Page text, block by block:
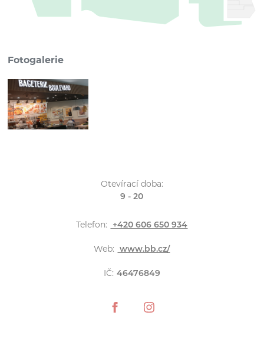
Fotogalerie
Otevírací doba:
9 - 20
Telefon: +420 606 650 934
Web: www.bb.cz/
IČ: 46476849